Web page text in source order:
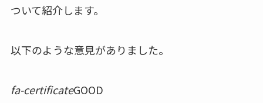
ついて紹介します。
以下のような意見がありました。
fa-certificateGOOD